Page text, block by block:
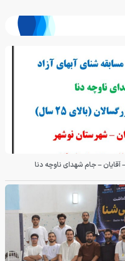
آقایان – جام شهدای ناوچه دنا